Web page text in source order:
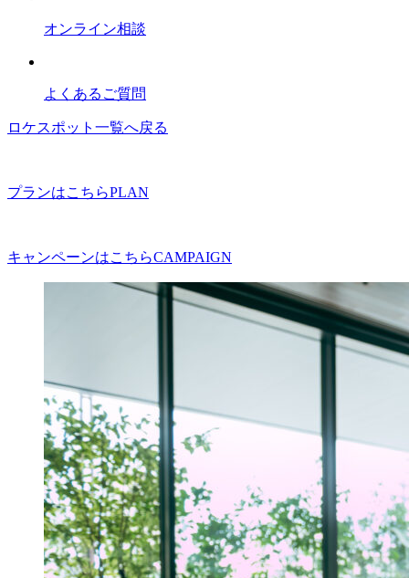
オンライン相談
よくあるご質問
ロケスポット一覧へ戻る
プランはこちらPLAN
キャンペーンはこちらCAMPAIGN